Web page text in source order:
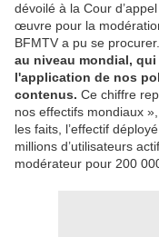
dévoilé à la Cour
œuvre pour la
BFMTV a pu se procurer.
au niveau mondial,
l'application de nos
contenus. Ce chiffre
nos effectifs mondiaux
les faits, l’effectif
millions d’utilisateurs
modérateur pour 200